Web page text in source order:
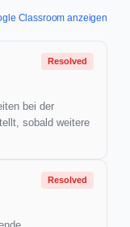
Classroom anzeigen
Resolved
bei der
sobald weitere
Resolved